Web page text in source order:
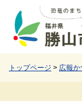
トップページ > 広報か